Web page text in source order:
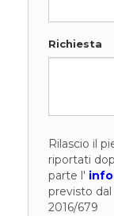
Richiesta
Rilascio il
riportati
parte l'
previsto
2016/679